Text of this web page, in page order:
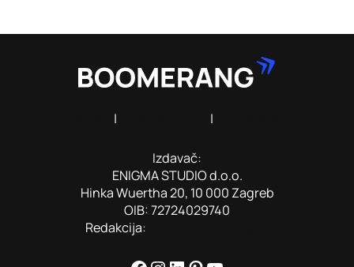
| |
Izdavač:
ENIGMA STUDIO d.o.o.
Hinka Wuertha 20, 10 000 Zagreb
OIB: 72724029740
Redakcija: